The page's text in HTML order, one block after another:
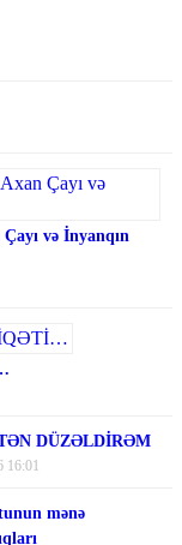
və İnyanqın
DÜZƏLDİRƏM
16:01
mənə